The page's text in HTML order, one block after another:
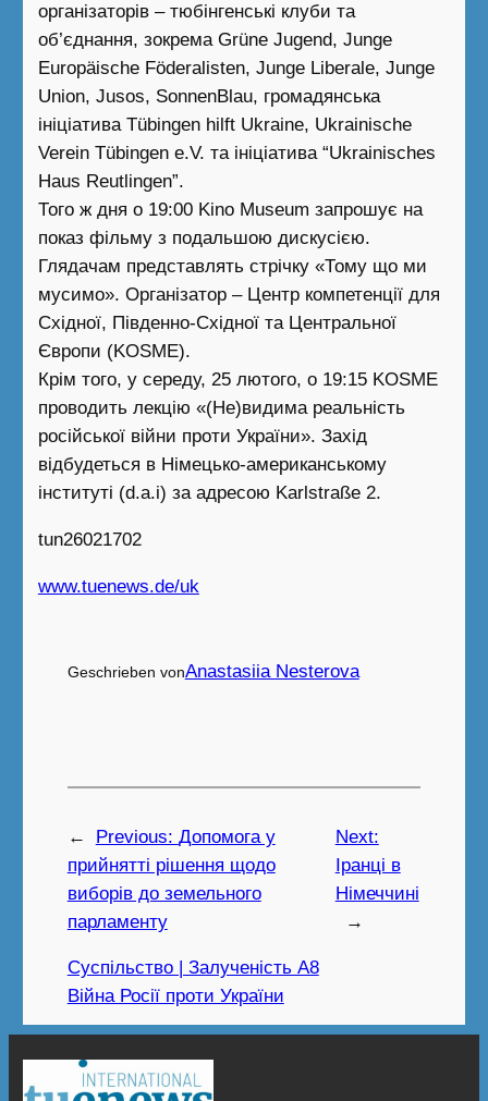
організаторів – тюбінгенські клуби та
об’єднання, зокрема Grüne Jugend, Junge
Europäische Föderalisten, Junge Liberale, Junge
Union, Jusos, SonnenBlau, громадянська
ініціатива Tübingen hilft Ukraine, Ukrainische
Verein Tübingen e.V. та ініціатива “Ukrainisches
Haus Reutlingen”.
Того ж дня о 19:00 Kino Museum запрошує на
показ фільму з подальшою дискусією.
Глядачам представлять стрічку «Тому що ми
мусимо». Організатор – Центр компетенції для
Східної, Південно-Східної та Центральної
Європи (KOSME).
Крім того, у середу, 25 лютого, о 19:15 KOSME
проводить лекцію «(Не)видима реальність
російської війни проти України». Захід
відбудеться в Німецько-американському
інституті (d.a.i) за адресою Karlstraße 2.
tun26021702
www.tuenews.de/uk
Geschrieben vonAnastasiia Nesterova
← Previous: Допомога у
прийнятті рішення щодо
виборів до земельного
парламенту
Next:
Іранці в
Німеччині
→
Суспільство | Залученість A8
Війна Росії проти України